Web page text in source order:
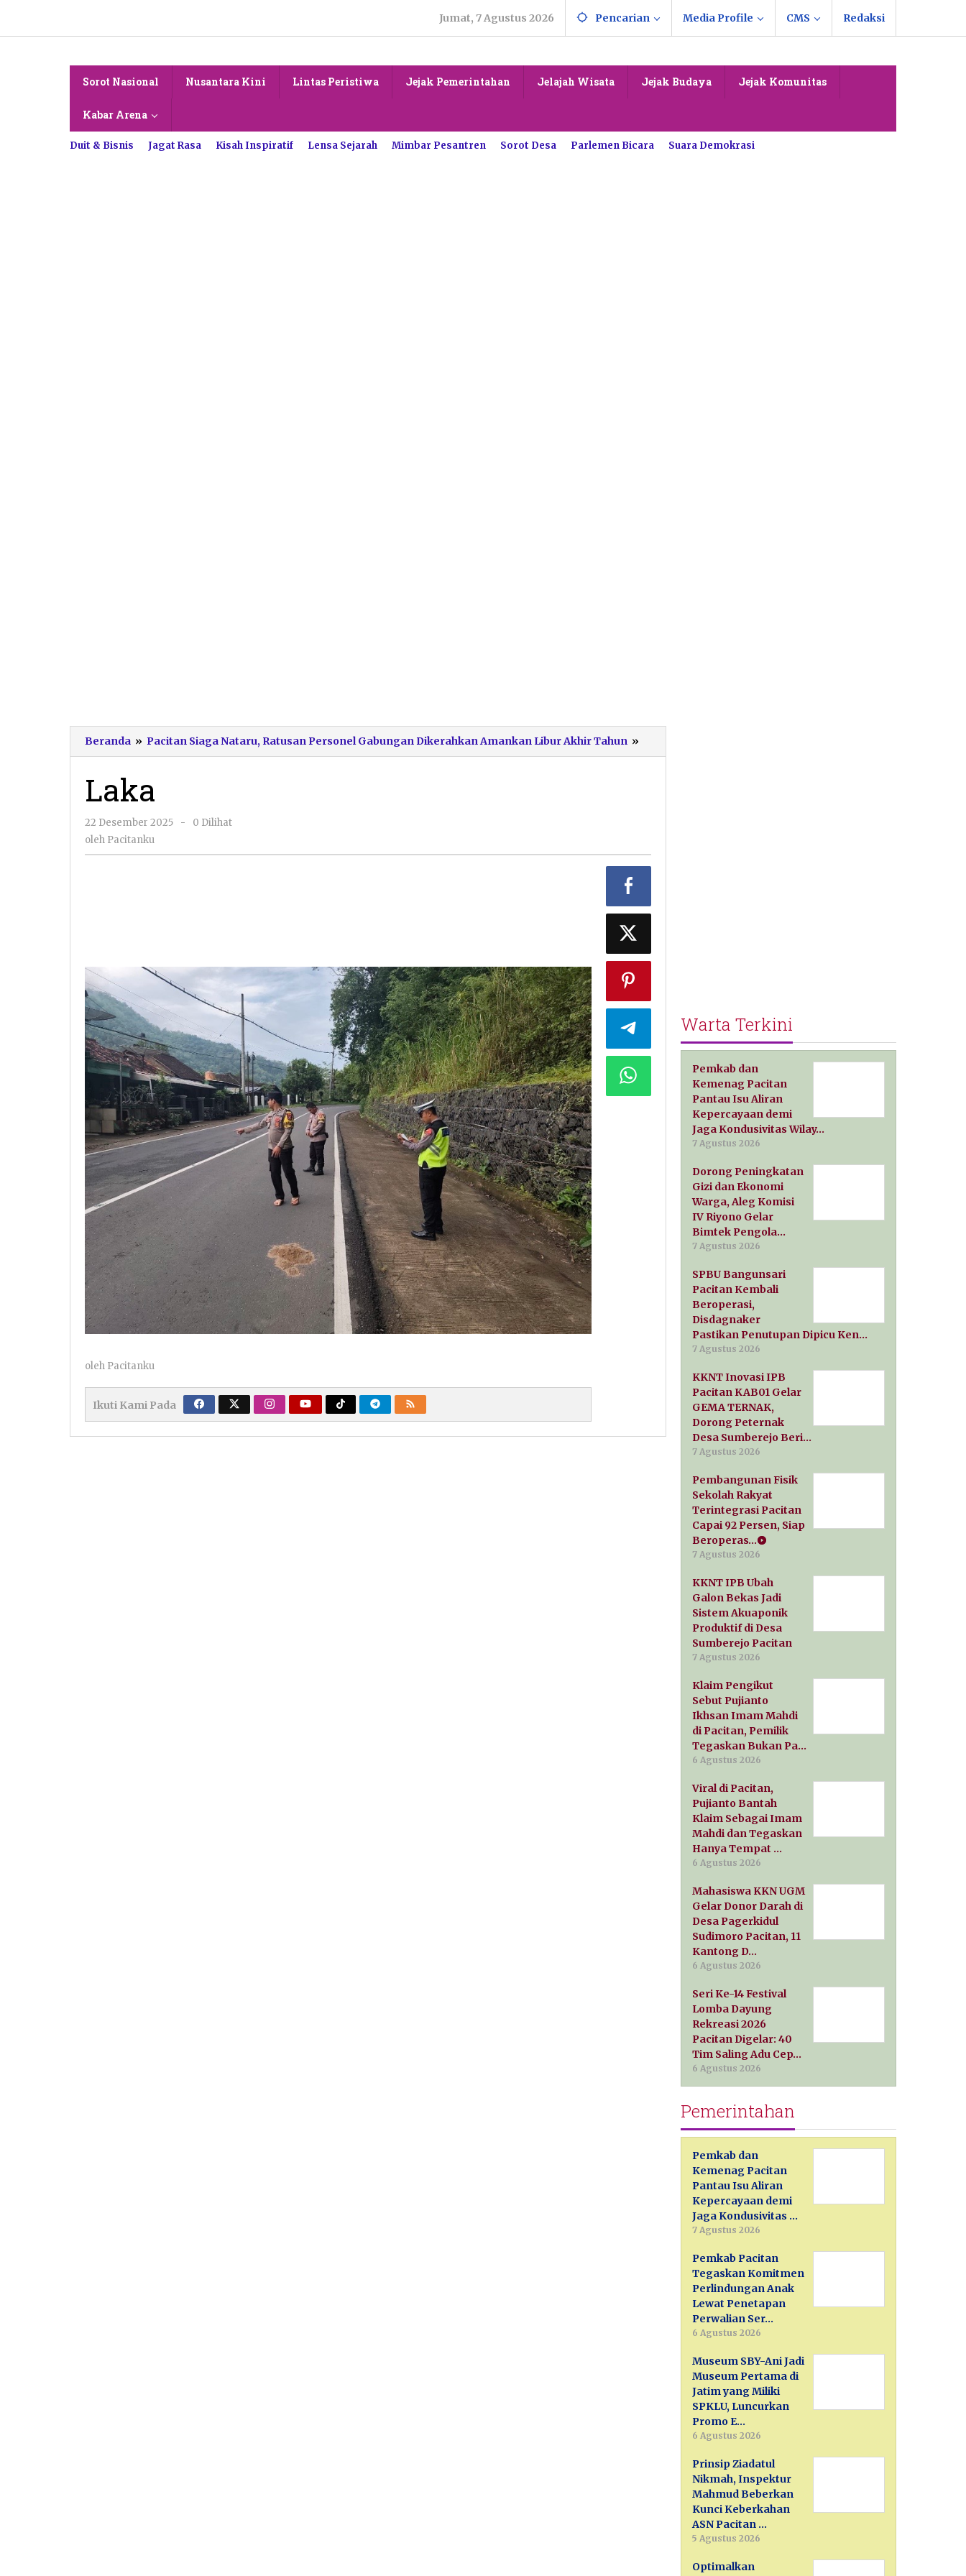
konten
Jumat, 7 Agustus 2026 Pencarian Media Profile CMS Redaksi
Sorot Nasional Nusantara Kini Lintas Peristiwa Jejak Pemerintahan Jelajah Wisata Jejak Budaya Jejak Komunitas
Kabar Arena
Duit & Bisnis Jagat Rasa Kisah Inspiratif Lensa Sejarah Mimbar Pesantren Sorot Desa Parlemen Bicara Suara Demokrasi
Beranda » Pacitan Siaga Nataru, Ratusan Personel Gabungan Dikerahkan Amankan Libur Akhir Tahun »
Laka
22 Desember 2025
oleh
-
0 Dilihat
oleh Pacitanku
oleh Pacitanku
Ikuti Kami Pada
Warta Terkini
Pemkab dan
Kemenag Pacitan
Pantau Isu Aliran
Kepercayaan demi
Jaga Kondusivitas Wilay…
7 Agustus 2026
Dorong Peningkatan
Gizi dan Ekonomi
Warga, Aleg Komisi
IV Riyono Gelar
Bimtek Pengola…
7 Agustus 2026
SPBU Bangunsari
Pacitan Kembali
Beroperasi,
Disdagnaker
Pastikan Penutupan Dipicu Ken…
7 Agustus 2026
KKNT Inovasi IPB
Pacitan KAB01 Gelar
GEMA TERNAK,
Dorong Peternak
Desa Sumberejo Beri…
7 Agustus 2026
Pembangunan Fisik
Sekolah Rakyat
Terintegrasi Pacitan
Capai 92 Persen, Siap
Beroperas…
7 Agustus 2026
KKNT IPB Ubah
Galon Bekas Jadi
Sistem Akuaponik
Produktif di Desa
Sumberejo Pacitan
7 Agustus 2026
Klaim Pengikut
Sebut Pujianto
Ikhsan Imam Mahdi
di Pacitan, Pemilik
Tegaskan Bukan Pa…
6 Agustus 2026
Viral di Pacitan,
Pujianto Bantah
Klaim Sebagai Imam
Mahdi dan Tegaskan
Hanya Tempat …
6 Agustus 2026
Mahasiswa KKN UGM
Gelar Donor Darah di
Desa Pagerkidul
Sudimoro Pacitan, 11
Kantong D…
6 Agustus 2026
Seri Ke-14 Festival
Lomba Dayung
Rekreasi 2026
Pacitan Digelar: 40
Tim Saling Adu Cep…
6 Agustus 2026
Pemerintahan
Pemkab dan
Kemenag Pacitan
Pantau Isu Aliran
Kepercayaan demi
Jaga Kondusivitas …
7 Agustus 2026
Pemkab Pacitan
Tegaskan Komitmen
Perlindungan Anak
Lewat Penetapan
Perwalian Ser…
6 Agustus 2026
Museum SBY-Ani Jadi
Museum Pertama di
Jatim yang Miliki
SPKLU, Luncurkan
Promo E…
6 Agustus 2026
Prinsip Ziadatul
Nikmah, Inspektur
Mahmud Beberkan
Kunci Keberkahan
ASN Pacitan …
5 Agustus 2026
Optimalkan